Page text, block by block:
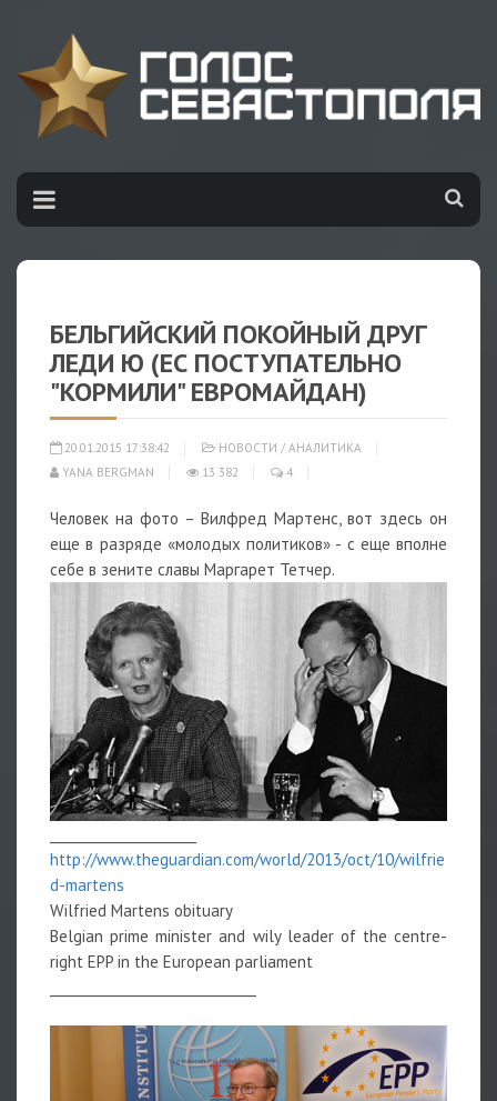
БЕЛЬГИЙСКИЙ ПОКОЙНЫЙ ДРУГ
ЛЕДИ Ю (ЕС ПОСТУПАТЕЛЬНО
"КОРМИЛИ" ЕВРОМАЙДАН)
20.01.2015 17:38:42 НОВОСТИ / АНАЛИТИКА
YANA BERGMAN
13 382 4
Человек на фото – Вилфред Мартенс, вот здесь он
еще в разряде «молодых политиков» - с еще вполне
себе в зените славы Маргарет Тетчер.
http://www.theguardian.com/world/2013/oct/10/wilfrie
d-martens
Wilfried Martens obituary
Belgian prime minister and wily leader of the centre-
right EPP in the European parliament